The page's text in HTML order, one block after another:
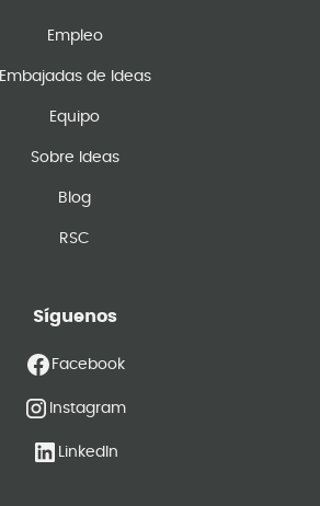
Empleo
Embajadas de Ideas
Equipo
Sobre Ideas
Blog
RSC
Síguenos
Facebook
Instagram
LinkedIn